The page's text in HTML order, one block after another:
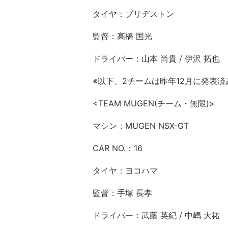
タイヤ：ブリヂストン
監督：高橋 国光
ドライバー：山本 尚貴 / 伊沢 拓也
※以下、2チームは昨年12月に発表済
<TEAM MUGEN(チーム・無限)>
マシン：MUGEN NSX-GT
CAR NO.：16
タイヤ：ヨコハマ
監督：手塚 長孝
ドライバー：武藤 英紀 / 中嶋 大祐